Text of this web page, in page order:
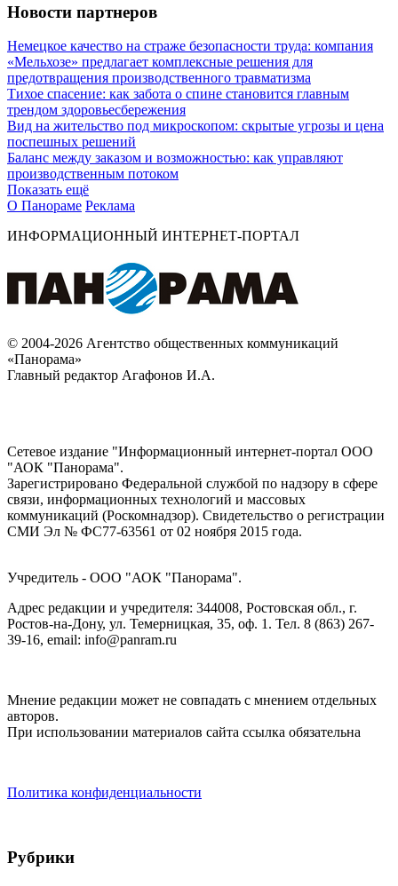
Новости партнеров
Немецкое качество на страже безопасности труда: компания
«Мельхозе» предлагает комплексные решения для
предотвращения производственного травматизма
Тихое спасение: как забота о спине становится главным
трендом здоровьесбережения
Вид на жительство под микроскопом: скрытые угрозы и цена
поспешных решений
Баланс между заказом и возможностью: как управляют
производственным потоком
Показать ещё
О Панораме Реклама
ИНФОРМАЦИОННЫЙ ИНТЕРНЕТ-ПОРТАЛ
© 2004-2026 Агентство общественных коммуникаций
«Панорама»
Главный редактор Агафонов И.А.
Сетевое издание "Информационный интернет-портал ООО
"АОК "Панорама".
Зарегистрировано Федеральной службой по надзору в сфере
связи, информационных технологий и массовых
коммуникаций (Роскомнадзор). Cвидетельство о регистрации
СМИ Эл № ФС77-63561 от 02 ноября 2015 года.
Учредитель - ООО "АОК "Панорама".
Адрес редакции и учредителя: 344008, Ростовская обл., г.
Ростов-на-Дону, ул. Темерницкая, 35, оф. 1. Тел. 8 (863) 267-
39-16, email: info@panram.ru
Мнение редакции может не совпадать с мнением отдельных
авторов.
При использовании материалов сайта ссылка обязательна
Политика конфиденциальности
Рубрики